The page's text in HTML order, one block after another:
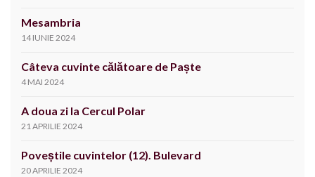
Mesambria
14 IUNIE 2024
Câteva cuvinte călătoare de Paște
4 MAI 2024
A doua zi la Cercul Polar
21 APRILIE 2024
Poveștile cuvintelor (12). Bulevard
20 APRILIE 2024